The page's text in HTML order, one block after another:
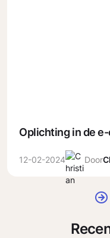
Oplichting in de
12-02-2024 Door